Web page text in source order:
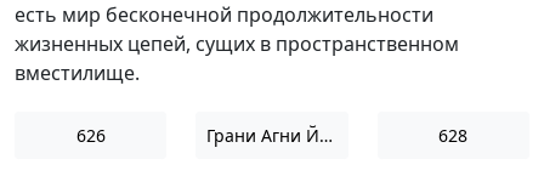
есть мир бесконечной продолжительности
жизненных цепей, сущих в пространственном
вместилище.
626 Грани Агни Йоги 1952 628